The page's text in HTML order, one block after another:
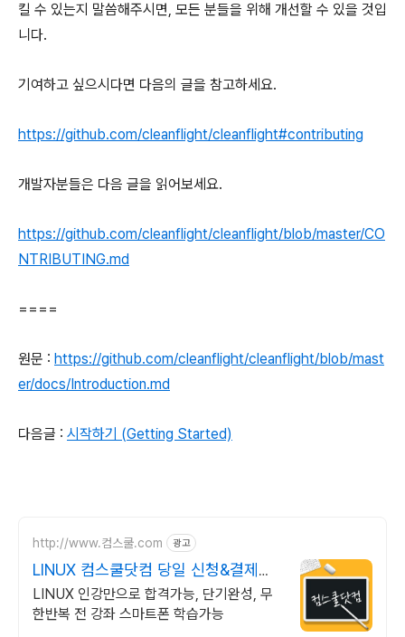
킬 수 있는지 말씀해주시면, 모든 분들을 위해 개선할 수 있을 것입
니다.
기여하고 싶으시다면 다음의 글을 참고하세요.
https://github.com/cleanflight/cleanflight#contributing
개발자분들은 다음 글을 읽어보세요.
https://github.com/cleanflight/cleanflight/blob/master/CO
NTRIBUTING.md
====
원문 : https://github.com/cleanflight/cleanflight/blob/mast
er/docs/Introduction.md
다음글 : 시작하기 (Getting Started)
http://www.컴스쿨.com 광고
LINUX 컴스쿨닷컴 당일 신청&결제시
기프티콘!
LINUX 인강만으로 합격가능, 단기완성, 무
한반복 전 강좌 스마트폰 학습가능